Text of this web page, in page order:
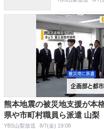
熊本地震の被災地支援が本
県や市町村職員ら派遣 山梨
YBS山梨放送 8/7(金) 19:08